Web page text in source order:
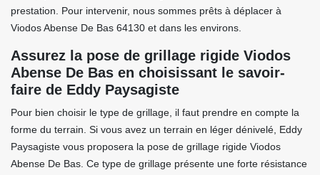
prestation. Pour intervenir, nous sommes prêts à déplacer à
Viodos Abense De Bas 64130 et dans les environs.
Assurez la pose de grillage rigide Viodos
Abense De Bas en choisissant le savoir-
faire de Eddy Paysagiste
Pour bien choisir le type de grillage, il faut prendre en compte la
forme du terrain. Si vous avez un terrain en léger dénivelé, Eddy
Paysagiste vous proposera la pose de grillage rigide Viodos
Abense De Bas. Ce type de grillage présente une forte résistance